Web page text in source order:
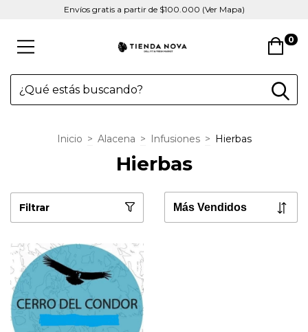
Envíos gratis a partir de $100.000 (Ver Mapa)
0
Inicio > Alacena > Infusiones > Hierbas
Hierbas
Filtrar